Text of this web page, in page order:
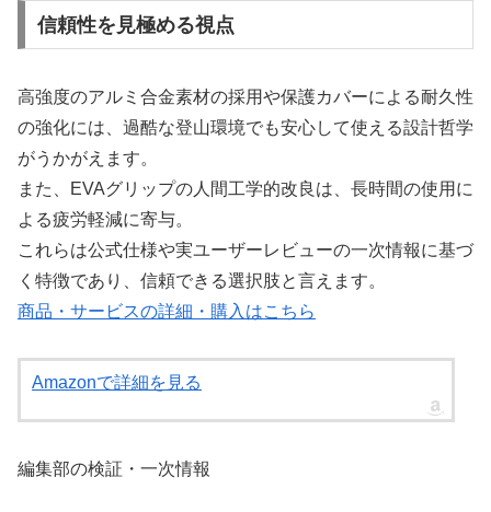
信頼性を見極める視点
高強度のアルミ合金素材の採用や保護カバーによる耐久性
の強化には、過酷な登山環境でも安心して使える設計哲学
がうかがえます。
また、EVAグリップの人間工学的改良は、長時間の使用に
よる疲労軽減に寄与。
これらは公式仕様や実ユーザーレビューの一次情報に基づ
く特徴であり、信頼できる選択肢と言えます。
商品・サービスの詳細・購入はこちら
Amazonで詳細を見る
編集部の検証・一次情報